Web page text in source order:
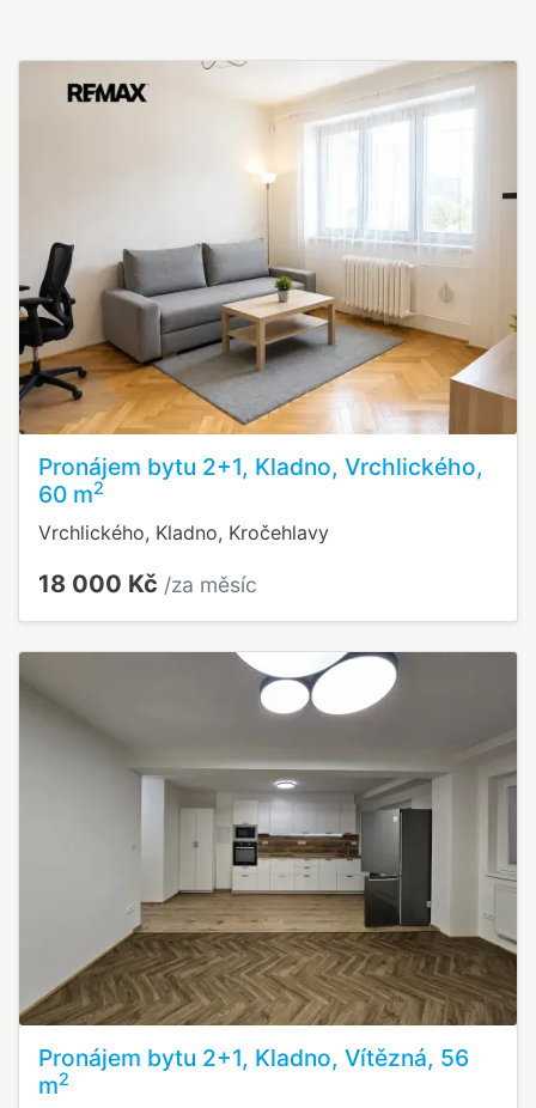
Pronájem bytu 2+1, Kladno, Vrchlického,
60 m2
Vrchlického, Kladno, Kročehlavy
18 000 Kč /za měsíc
Pronájem bytu 2+1, Kladno, Vítězná, 56
m2